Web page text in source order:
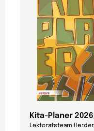
Kita-Planer
Lektoratsteam Herder